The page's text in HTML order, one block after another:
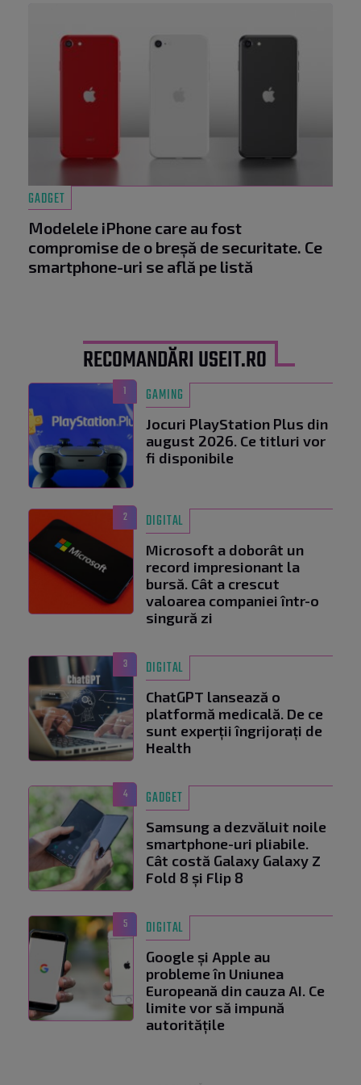
GADGET
Modelele iPhone care au fost
compromise de o breșă de securitate. Ce
smartphone-uri se află pe listă
RECOMANDĂRI USEIT.RO
1 GAMING
Jocuri PlayStation Plus din
august 2026. Ce titluri vor
fi disponibile
2 DIGITAL
Microsoft a doborât un
record impresionant la
bursă. Cât a crescut
valoarea companiei într-o
singură zi
3 DIGITAL
ChatGPT lansează o
platformă medicală. De ce
sunt experții îngrijorați de
Health
4 GADGET
Samsung a dezvăluit noile
smartphone-uri pliabile.
Cât costă Galaxy Galaxy Z
Fold 8 și Flip 8
5 DIGITAL
Google și Apple au
probleme în Uniunea
Europeană din cauza AI. Ce
limite vor să impună
autoritățile